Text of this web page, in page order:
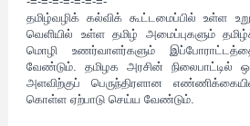
தமிழ்வழிக் கல்விக் கூட்டமைப்பில் உள்ள
வெளியில் உள்ள தமிழ் அமைப்புகளும்
மொழி உணர்வாளர்களும்
வேண்டும். தமிழக அரசின் நிலைபாட்டில்
அளவிற்குப் பெருந்திரளான
கொள்ள ஏற்பாடு செய்ய வேண்டும்.